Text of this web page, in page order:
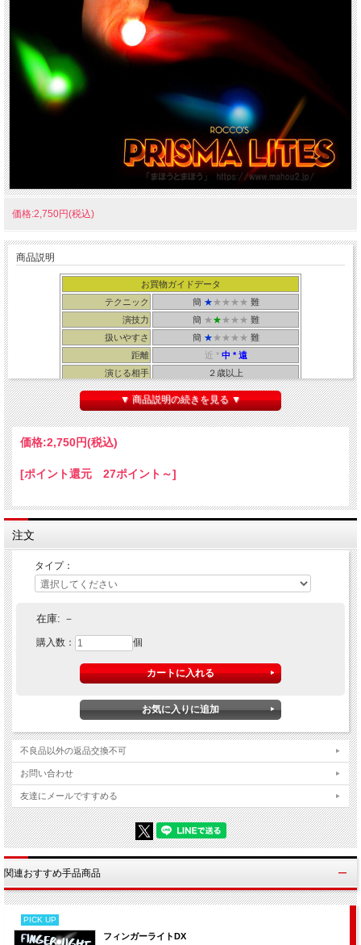
価格:2,750円(税込)
商品説明
お買物ガイドデータ
テクニック
簡 ★★★★★ 難
演技力
簡 ★★★★★ 難
扱いやすさ
簡 ★★★★★ 難
距離
近 * 中 * 遠
演じる相手
２歳以上
所要時間
１０秒～数分
・輸入品 ・解説書：まほうとまほう
※電池交換可能！
※錆による接触不良を防ぐ作りで、安定して長く使えるタイプです。
す。）
※メーカーのオンライン解説動画（英語）に加えて、
※その他、旧モデル（ディライト）との違いはページ下に記載
ライティングマジックのベストセラー
美しい光を自在に操る幻想的なマジックです！
▼ 商品説明の続きを見る ▼
価格:2,750円(税込)
[ポイント還元 27ポイント～]
注文
タイプ：
在庫: －
購入数： 個
不良品以外の返品交換不可
お問い合わせ
友達にメールですすめる
関連おすすめ手品商品
PICK UP
フィンガーライトDX